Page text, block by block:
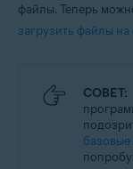
файлы. Теперь
загрузить файлы
СОВЕТ: